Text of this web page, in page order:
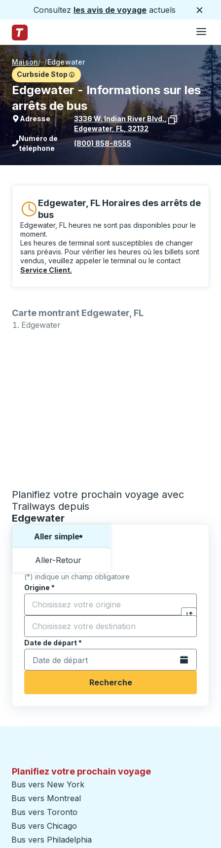
Consultez les avis de voyage actuels
Page d'accueil des sentiers
Maison/ /Edgewater
Curbside Stop
Edgewater - Informations sur les
arrêts de bus
Adresse 3336 W. Indian River Blvd.,
Edgewater,FL 32132
Voir l'emplacement de l'arrêt sur
Numéro de
téléphone
(800) 858-8555
Edgewater, FL Horaires des arrêts de
bus
Edgewater, FL heures ne sont pas disponibles pour le
moment.
Les heures de terminal sont susceptibles de changer
sans préavis. Pour vérifier les heures où les billets sont
vendus, veuillez appeler le terminal ou le contact
Service Client.
Carte montrant Edgewater, FL
Edgewater
Planifiez votre prochain voyage avec
Trailways depuis
Edgewater
Aller simple
Aller-Retour
(*) indique un champ obligatoire
Origine *
Commencez à saisir la ville d'origine pour ouvrir
Cliquez
Destination*
Commencez à saisir la ville de destination pour
Date de départ*
Tapez la date au format date Barre oblique du mois à
Ouvrez le
Recherche
Planifiez votre prochain voyage
Bus vers New York
Bus vers Montreal
Bus vers Toronto
Bus vers Chicago
Bus vers Philadelphia